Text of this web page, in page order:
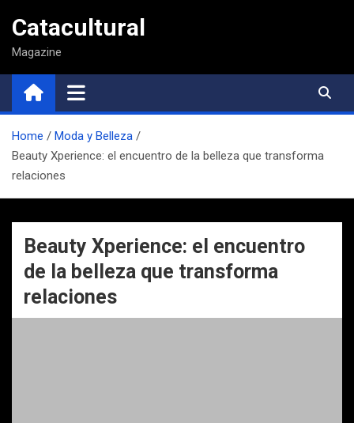
contenido
Catacultural
Magazine
Home
Moda y Belleza
Beauty Xperience: el encuentro de la belleza que transforma
relaciones
Beauty Xperience: el encuentro
de la belleza que transforma
relaciones